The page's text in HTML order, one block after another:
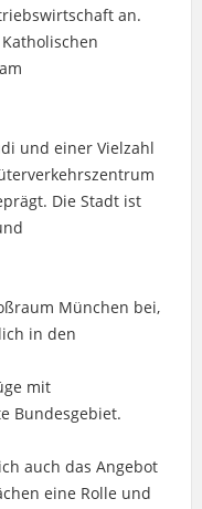
an.
und einer Vielzahl
Die Stadt ist
München bei,
in den
mit
Bundesgebiet.
auch das Angebot
eine Rolle und